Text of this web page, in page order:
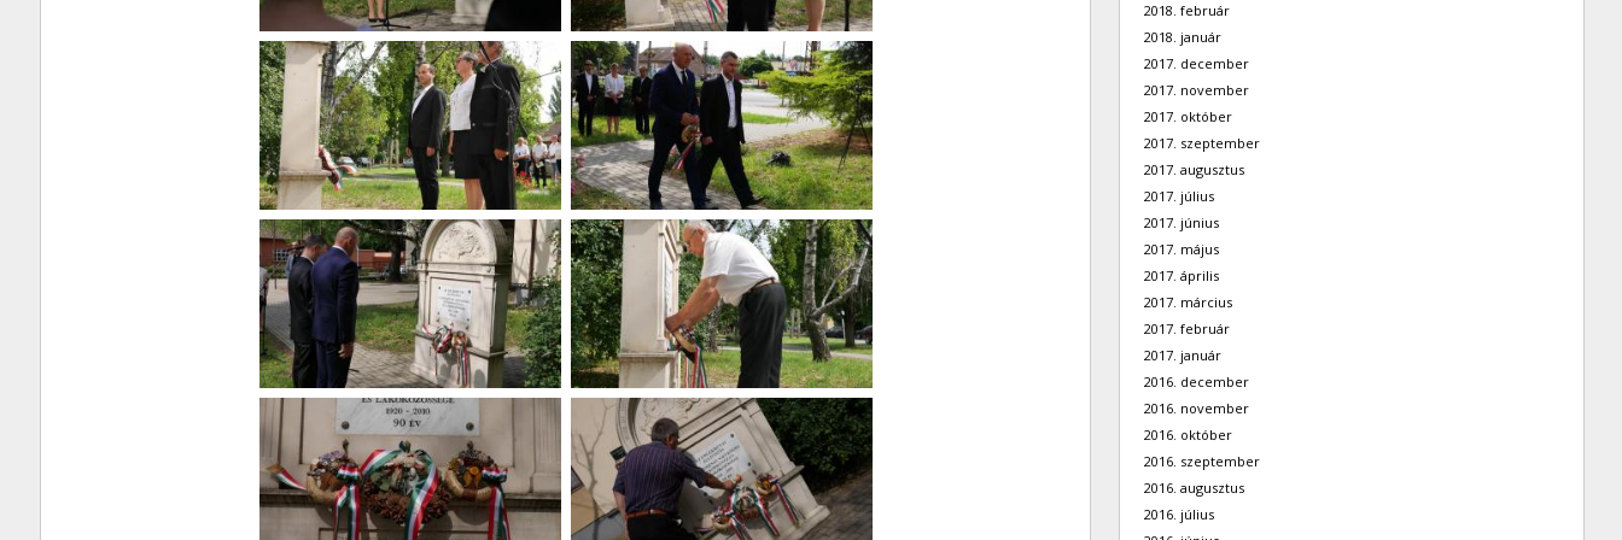
2018. február
2018. január
2017. december
2017. november
2017. október
2017. szeptember
2017. augusztus
2017. július
2017. június
2017. május
2017. április
2017. március
2017. február
2017. január
2016. december
2016. november
2016. október
2016. szeptember
2016. augusztus
2016. július